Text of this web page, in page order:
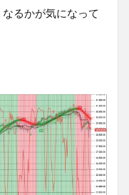
るかが気になって